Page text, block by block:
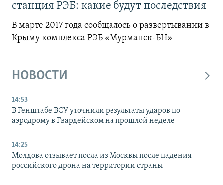
станция РЭБ: какие будут последствия
В марте 2017 года сообщалось о развертывании в
Крыму комплекса РЭБ «Мурманск-БН»
НОВОСТИ
14:53
В Генштабе ВСУ уточнили результаты ударов по
аэродрому в Гвардейском на прошлой неделе
14:25
Молдова отзывает посла из Москвы после падения
российского дрона на территории страны